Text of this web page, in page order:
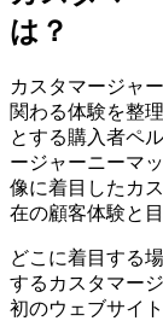
は？
カスタマージャ
関わる体験を整
とする購入者ペ
ージャーニーマ
像に着目したカ
在の顧客体験と
どこに着目する
するカスタマー
初のウェブサイ